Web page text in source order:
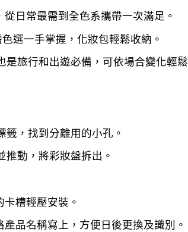
日常最需到全色系攜帶一次滿足。
選一手掌握，化妝包輕鬆收納。
是旅行和出遊必備，可依場合變化輕鬆
，找到分離用的小孔。
動，將彩妝盤拆出。
槽輕壓安裝。
品名稱寫上，方便日後更換及識別。